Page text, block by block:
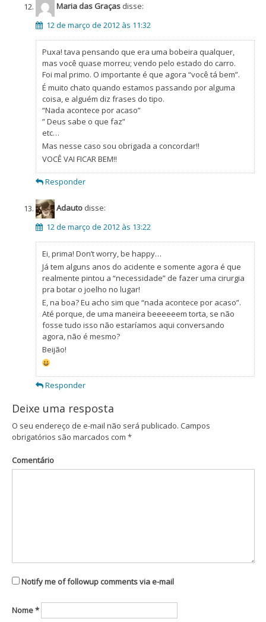
Maria das Graças disse:
12 de março de 2012 às 11:32
Puxa! tava pensando que era uma bobeira qualquer,
mas você quase morreu; vendo pelo estado do carro.
Foi mal primo. O importante é que agora “você tá bem”.
É muito chato quando estamos passando por alguma
coisa, e alguém diz frases do tipo.
“Nada acontece por acaso”
” Deus sabe o que faz”
etc…
Mas nesse caso sou obrigada a concordar!!
VOCÊ VAI FICAR BEM!!
Responder
Adauto disse:
12 de março de 2012 às 13:22
Ei, prima! Don’t worry, be happy…
Já tem alguns anos do acidente e somente agora é que
realmente pintou a “necessidade” de fazer uma cirurgia
pra botar o joelho no lugar!
E, na boa? Eu acho sim que “nada acontece por acaso”.
Até porque, de uma maneira beeeeeem torta, se não
fosse tudo isso não estaríamos aqui conversando
agora, não é mesmo?
Beijão!
Responder
Deixe uma resposta
O seu endereço de e-mail não será publicado. Campos
obrigatórios são marcados com *
Comentário
Notify me of followup comments via e-mail
Nome*